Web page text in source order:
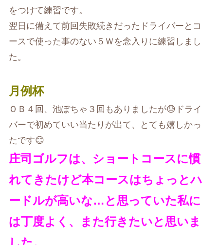
をつけて練習です。
翌日に備えて前回失敗続きだったドライバーとコ
ースで使った事のない５Ｗを念入りに練習しまし
た。
月例杯
ＯＢ４回、池ぽちゃ３回もありましたが😓ドライ
バーで初めていい当たりが出て、とても嬉しかっ
たです😊
庄司ゴルフは、ショートコースに慣
れてきたけど本コースはちょっとハ
ードルが高いな…と思っていた私に
は丁度よく、また行きたいと思いま